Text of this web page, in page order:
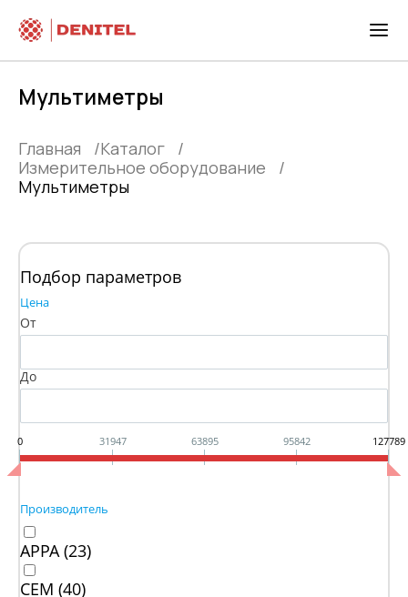
Мультиметры
Главная
Каталог
Измерительное оборудование
Мультиметры
Подбор параметров
Цена
От
До
0 31947 63895 95842 127789
Производитель
APPA (23)
CEM (40)